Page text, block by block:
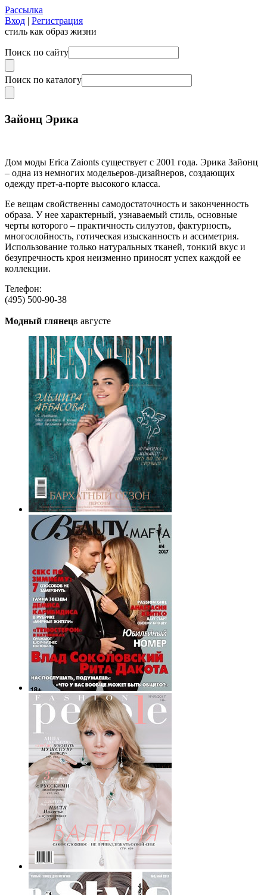
Рассылка
Вход | Регистрация
стиль как образ жизни
Поиск по сайту
Поиск по каталогу
Зайонц Эрика
Дом моды Erica Zaionts существует с 2001 года. Эрика Зайонц
– одна из немногих модельеров-дизайнеров, создающих
одежду прет-а-порте высокого класса.
Ее вещам свойственны самодостаточность и законченность
образа. У нее характерный, узнаваемый стиль, основные
черты которого – практичность силуэтов, фактурность,
многослойность, готическая изысканность и ассиметрия.
Использование только натуральных тканей, тонкий вкус и
безупречность кроя неизменно приносят успех каждой ее
коллекции.
Телефон:
(495) 500-90-38
Модный глянецв августе